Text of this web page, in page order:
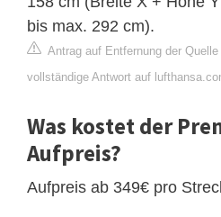
bis max. 292 cm).
Antrag auf Entfernung der Quelle
vollständige Antwort auf
Was kostet der
Aufpreis?
Aufpreis ab 349€ pro